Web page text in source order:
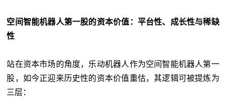
空间智能机器人第一股的资本价值：平台性、成长性与稀缺
性
站在资本市场的角度，乐动机器人作为空间智能机器人第一
股，如今正迎来历史性的资本价值重估，其逻辑可被提炼为
三层：